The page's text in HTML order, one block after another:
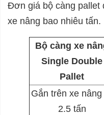
Đơn giá bộ càng pallet
xe nâng bao nhiêu tấn.
Bộ càng xe
Single Double
Pallet
Gắn trên xe nâng
2.5 tấn